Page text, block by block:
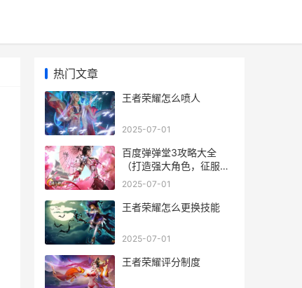
热门文章
王者荣耀怎么喷人
2025-07-01
百度弹弹堂3攻略大全
（打造强大角色，征服弹
弹堂全球！）
2025-07-01
王者荣耀怎么更换技能
2025-07-01
王者荣耀评分制度